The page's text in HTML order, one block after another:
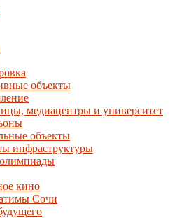
объекты
медиацентры и университет
объекты
инфраструктуры
кино
Сочи